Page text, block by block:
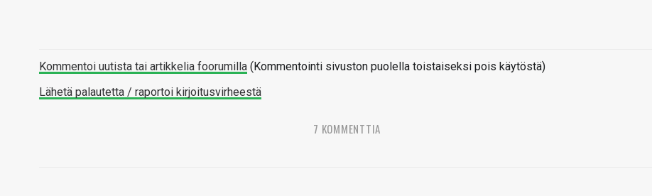
Kommentoi uutista tai artikkelia foorumilla (Kommentointi sivuston puolella toistaiseksi pois käytöstä)
Lähetä palautetta / raportoi kirjoitusvirheestä
7 KOMMENTTIA